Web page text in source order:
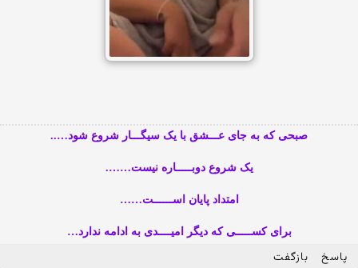
صبحی که به جای عـــشق با یک سیگـــار شروع شود…..
یک شروع دوبـــــاره نیست…….
امتداد پایان اســــــت……
برای کســـــی که دیگر امیــــدی به ادامه ندارد…
پاسخ بازگفت